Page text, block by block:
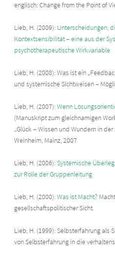
englisch: Change from the Point of
Lieb, H. (2009): Unterscheidungen,
Kontextsensibilität – eine aus der
psychotherapeutische Wirkvariable
Lieb, H. (2008): Was ist ein
und systemische Sichtweisen –
Lieb, H. (2007): Wenn
(Manuskript zum gleichnamigen
„Glück – Wissen und Wundern in
Weinheim, Mainz, 2007
Lieb, H. (2006): Systemische
zur Rolle der Gruppenleitung
Lieb, H. (2000): Was ist Macht?
gesellschaftspolitischer Sicht.
Lieb, H. (1999): Selbsterfahrung als
von Selbsterfahrung in die